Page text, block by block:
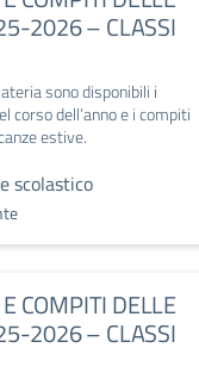
2026 – CLASSI
sono disponibili i
corso dell’anno e i compiti
estive.
scolastico
COMPITI DELLE
2026 – CLASSI